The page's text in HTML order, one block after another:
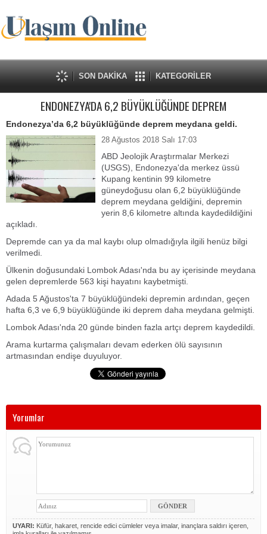
SON DAKİKA KATEGORİLER
ENDONEZYA'DA 6,2 BÜYÜKLÜĞÜNDE DEPREM
Endonezya’da 6,2 büyüklüğünde deprem meydana geldi.
28 Ağustos 2018 Salı 17:03
ABD Jeolojik Araştırmalar Merkezi
(USGS), Endonezya'da merkez üssü
Kupang kentinin 99 kilometre
güneydoğusu olan 6,2 büyüklüğünde
deprem meydana geldiğini, depremin
yerin 8,6 kilometre altında kaydedildiğini
açıkladı.
Depremde can ya da mal kaybı olup olmadığıyla ilgili henüz bilgi
verilmedi.
Ülkenin doğusundaki Lombok Adası'nda bu ay içerisinde meydana
gelen depremlerde 563 kişi hayatını kaybetmişti.
Adada 5 Ağustos'ta 7 büyüklüğündeki depremin ardından, geçen
hafta 6,3 ve 6,9 büyüklüğünde iki deprem daha meydana gelmişti.
Lombok Adası'nda 20 günde binden fazla artçı deprem kaydedildi.
Arama kurtarma çalışmaları devam ederken ölü sayısının
artmasından endişe duyuluyor.
Yorumlar
UYARI: Küfür, hakaret, rencide edici cümleler veya imalar, inançlara saldırı içeren,